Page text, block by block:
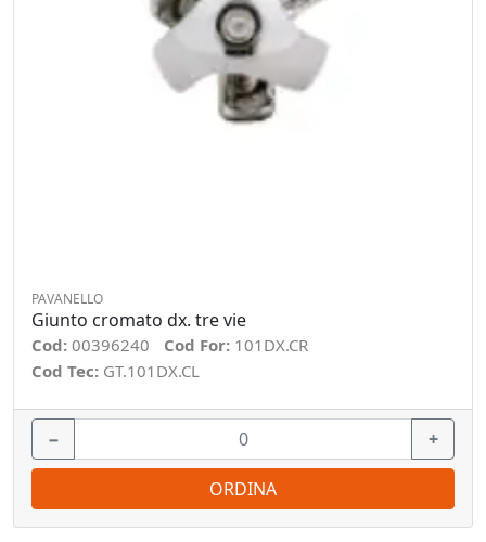
PAVANELLO
Giunto cromato dx. tre vie
Cod: 00396240 Cod For: 101DX.CR
Cod Tec: GT.101DX.CL
− +
ORDINA